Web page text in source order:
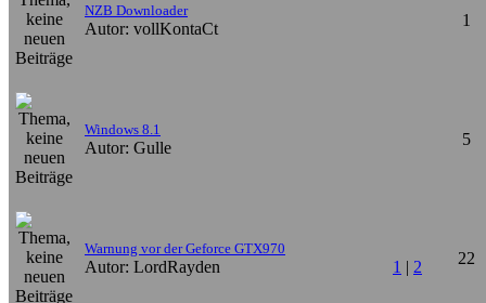
NZB Downloader
Autor: vollKontaCt 1
Windows 8.1
Autor: Gulle 5
Warnung vor der Geforce GTX970
Autor: LordRayden 1 | 2 22